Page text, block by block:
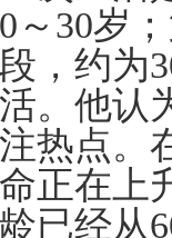
0 ～ 30岁
，约为
。他认
热点。
正在上
已经从